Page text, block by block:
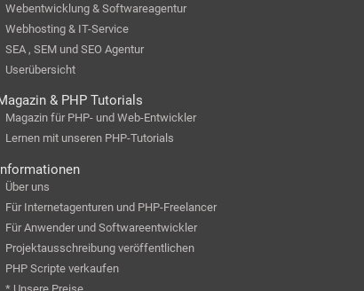
Webentwicklung & Softwareagentur
Webhosting & IT-Service
SEA , SEM und SEO Agentur
Userübersicht
& PHP Tutorials
Magazin für PHP- und Web-Entwickler
Lernen mit unseren PHP-Tutorials
Über uns
Für Internetagenturen und PHP-Freelancer
Für Anwender und Softwareentwickler
Projektausschreibung veröffentlichen
PHP Scripte verkaufen
* Unsere Preise